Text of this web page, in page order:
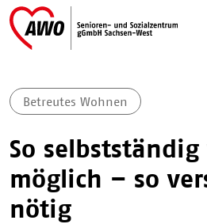
Betreutes Wohnen
So
möglich – so
nötig